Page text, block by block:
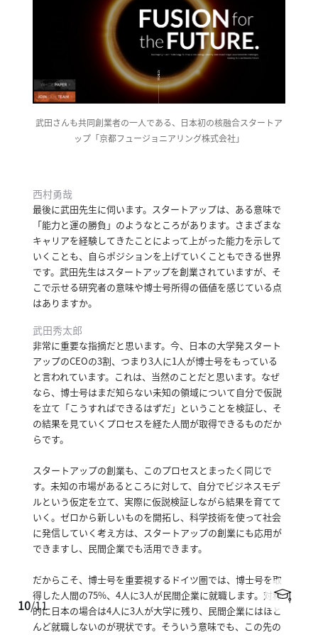
武田さんも共同創業者の一人である、日本初の核融合スタートア
ップ「京都フュージョニアリング株式会社」
西村勇哉
最後に武田先生に伺います。 スタートアップは、ある意味で
「能力と運の勝負」のようなところがあります。 さまざまな
キャリアを経験してきたことによって上がった能力を示して
いくことも、自らポジションを上げていくこともできる世界
です。 武田先生はスタートアップを創業されていますが、そ
こで示せる研究者の意味や博士号所得の価値を感じている点
はありますか。
武田秀太郎
非常に重要な指摘だと思います。 今、日本の大学発スタート
アップのCEOの3割、つまり3人に1人が博士号をもっている
と言われています。 これは、当然のことだと思います。 なぜ
なら、博士号はまだ知らない未知の領域について自分で仮説
を立て「こうすればできるはずだ」ということを検証し、そ
の結果を見ていくプロセスを経た人間が取得できるものだか
らです。
スタートアップの創業も、このプロセスとまったく同じで
す。 未知の市場があるところに対して、自分でビジネスモデ
ルという仮定を立て、実際に仮説検証しながら結果を育てて
いく。 ゼロから新しいものを開拓し、科学技術を使って社会
に発信していく考え方は、スタートアップの創業にも応用が
できますし、民間企業でも活用できます。
だからこそ、博士号を重要視するドイツ圏では、博士号を取
得した人間の75%、4人に3人が民間企業に就職します。 対称
的に日本の場合は4人に3人が大学に残り、民間企業にはほと
んど就職しないのが現状です。 そういう意味でも、この先の
10/11